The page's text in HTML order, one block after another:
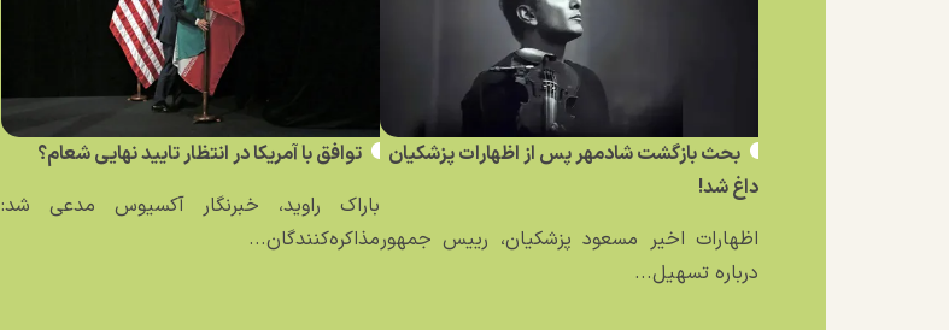
بحث بازگشت شادمهر پس از اظهارات پزشکیان
داغ شد!
اظهارات اخیر مسعود پزشکیان، رییس جمهور
درباره تسهیل...
توافق با آمریکا در انتظار تایید نهایی شعام؟
باراک راوید، خبرنگار آکسیوس مدعی شد:
مذاکره‌کنندگان...